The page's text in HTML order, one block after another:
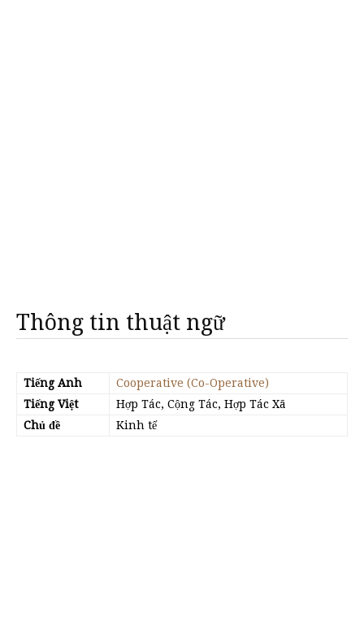
Thông tin thuật ngữ
Tiếng Anh
Cooperative (Co-Operative)
Tiếng Việt
Hợp Tác, Cộng Tác, Hợp Tác Xã
Chủ đề
Kinh tế